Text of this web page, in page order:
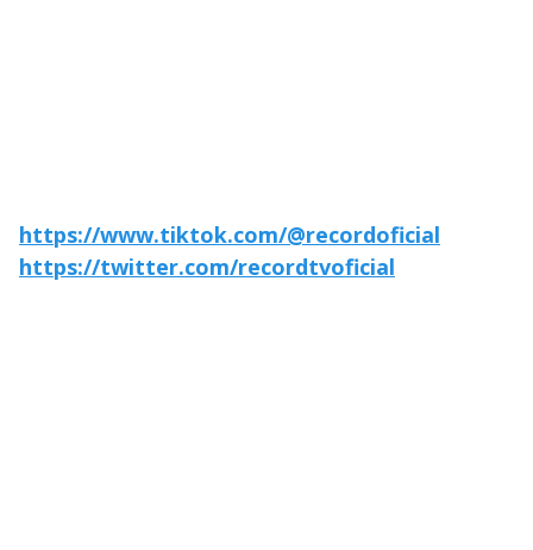
https://www.tiktok.com/@recordoficial
https://twitter.com/recordtvoficial